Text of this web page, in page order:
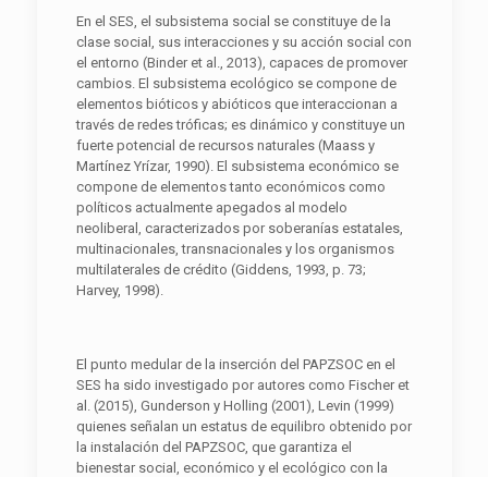
En el SES, el subsistema social se constituye de la
clase social, sus interacciones y su acción social con
el entorno (Binder et al., 2013), capaces de promover
cambios. El subsistema ecológico se compone de
elementos bióticos y abióticos que interaccionan a
través de redes tróficas; es dinámico y constituye un
fuerte potencial de recursos naturales (Maass y
Martínez Yrízar, 1990). El subsistema económico se
compone de elementos tanto económicos como
políticos actualmente apegados al modelo
neoliberal, caracterizados por soberanías estatales,
multinacionales, transnacionales y los organismos
multilaterales de crédito (Giddens, 1993, p. 73;
Harvey, 1998).
El punto medular de la inserción del PAPZSOC en el
SES ha sido investigado por autores como Fischer et
al. (2015), Gunderson y Holling (2001), Levin (1999)
quienes señalan un estatus de equilibro obtenido por
la instalación del PAPZSOC, que garantiza el
bienestar social, económico y el ecológico con la